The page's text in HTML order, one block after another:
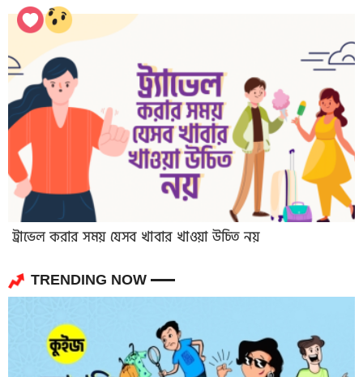
ট্রাভেল করার সময় যেসব খাবার খাওয়া উচিত নয়
TRENDING NOW